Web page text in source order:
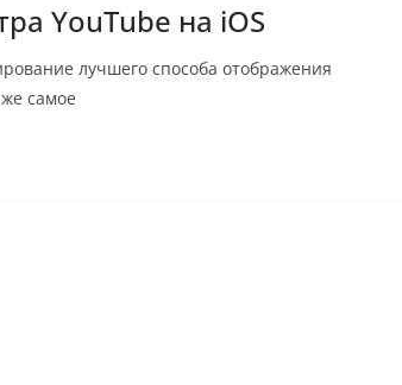
YouTube на iOS
лучшего способа отображения
самое